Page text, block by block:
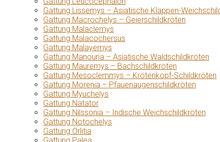
Gattung Lissemys – Asiatische Klappen-
Gattung Macrochelys – Geierschildkröten
Gattung Malaclemys
Gattung Malacochersus
Gattung Malayemys
Gattung Manouria – Asiatische Waldschildkröten
Gattung Mauremys – Bachschildkröten
Gattung Mesoclemmys – Krötenkopf-Schildkröten
Gattung Morenia – Pfauenaugenschildkröten
Gattung Myuchelys
Gattung Natator
Gattung Nilssonia – Indische Weichschildkröten
Gattung Notochelys
Gattung Orlitia